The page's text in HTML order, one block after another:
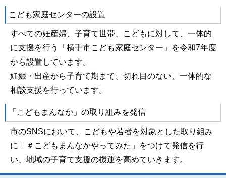
こども家庭センターの設置
すべての妊産婦、子育て世帯、こどもに対して、一体的
に支援を行う「横手市こども家庭センター」を令和7年度
から設置しています。
妊娠・出産から子育て期まで、切れ目のない、一体的な
相談支援を行っています。
「こどもまんなか」の取り組みを発信
市のSNSにおいて、こどもや若者を対象とした取り組み
に「＃こどもまんなかやってみた」をつけて発信を行
い、地域の子育て支援の機運を高めていきます。